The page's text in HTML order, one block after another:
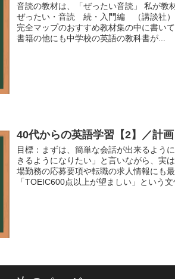
音読の教材は、「ぜったい音読」 私が教
ぜったい・音読 続・入門編 （講談社）
完全マップのおすすめ教材集の中に書い
書籍の他にも中学校の英語の教科書が...
40代からの英語学習【2】／計画
目標：まずは、簡単な会話が出来るよう
きるようになりたい」と言いながら、実
場勤務の応募要項や転職の求人情報にも
「TOEIC600点以上が望ましい」という文